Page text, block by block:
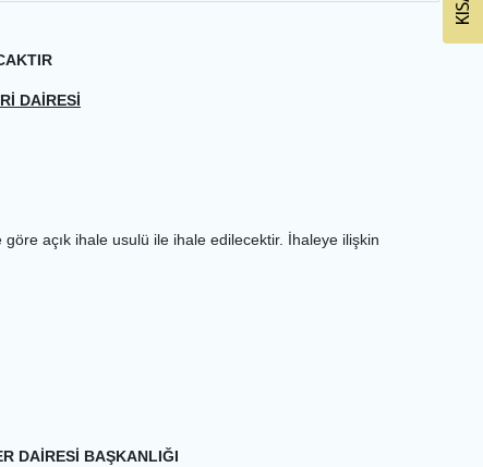
DAİRESİ
açık ihale usulü ile ihale edilecektir. İhaleye ilişkin
DAİRESİ BAŞKANLIĞI